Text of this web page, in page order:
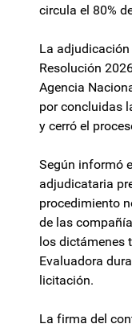
circula el 80%
La
Resolución
Agencia
por concluidas
y cerró el
Según informó
adjudicataria
procedimiento
de las
los dictámenes
Evaluadora
licitación.
La firma del